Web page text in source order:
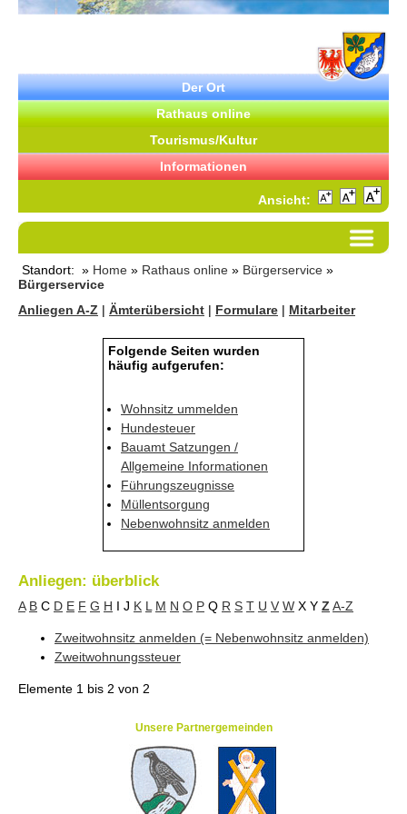
Der Ort
Rathaus online
Tourismus/Kultur
Informationen
Ansicht:
Standort: » Home » Rathaus online » Bürgerservice »
Bürgerservice
Anliegen A-Z | Ämterübersicht | Formulare | Mitarbeiter
Folgende Seiten wurden
häufig aufgerufen:
Wohnsitz ummelden
Hundesteuer
Bauamt Satzungen /
Allgemeine Informationen
Führungszeugnisse
Müllentsorgung
Nebenwohnsitz anmelden
Anliegen: überblick
A B C D E F G H I J K L M N O P Q R S T U V W X Y Z A-Z
Zweitwohnsitz anmelden (= Nebenwohnsitz anmelden)
Zweitwohnungssteuer
Elemente 1 bis 2 von 2
Unsere Partnergemeinden